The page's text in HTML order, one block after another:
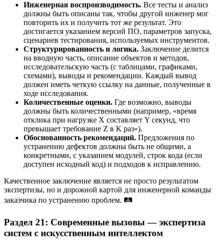
Инженерная воспроизводимость. Все тесты и анализ
должны быть описаны так, чтобы другой инженер мог
повторить их и получить тот же результат. Это
достигается указанием версий ПО, параметров запуска,
сценариев тестирования, используемых инструментов.
Структурированность и логика. Заключение делится
на вводную часть, описание объектов и методов,
исследовательскую часть (с таблицами, графиками,
схемами), выводы и рекомендации. Каждый вывод
должен иметь четкую ссылку на данные, полученные в
ходе исследования.
Количественные оценки. Где возможно, выводы
должны быть количественными (например, «время
отклика при нагрузке X составляет Y секунд, что
превышает требование Z в K раз»).
Обоснованность рекомендаций. Предложения по
устранению дефектов должны быть не общими, а
конкретными, с указанием модулей, строк кода (если
доступен исходный код) и подходов к исправлению.
Качественное заключение является не просто результатом
экспертизы, но и дорожной картой для инженерной команды
заказчика по устранению проблем. 🛤️
Раздел 21: Современные вызовы — экспертиза
систем с искусственным интеллектом